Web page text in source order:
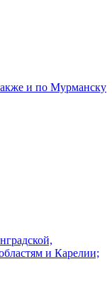
и по Мурманску
и Карелии;